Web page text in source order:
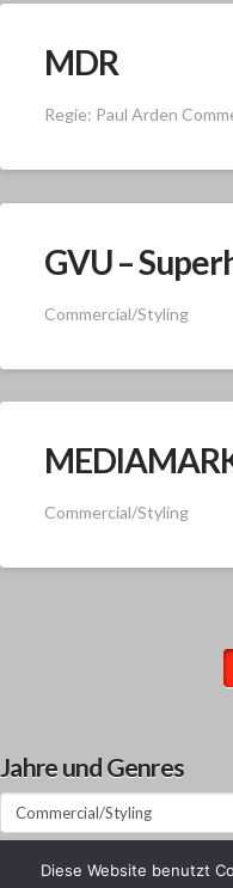
MDR
Regie: Paul Arden
GVU –
Commercial/Styling
Commercial/Styling
Jahre und Genres
Jahre
und
Genres
Diese Website benutzt